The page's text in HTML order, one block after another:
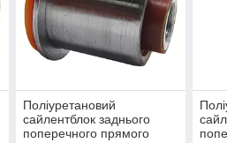
Поліуретановий
сайлентблок заднього
поперечного прямого